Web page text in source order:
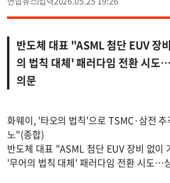
반도체 대표 "ASML 첨단 EUV 장
의 법칙 대체' 패러다임 전환 시도
의문
화웨이, '타오의 법칙'으로 TSMC·삼전
노"(종합)
반도체 대표 "ASML 첨단 EUV 장비 없이
'무어의 법칙 대체' 패러다임 전환 시도…